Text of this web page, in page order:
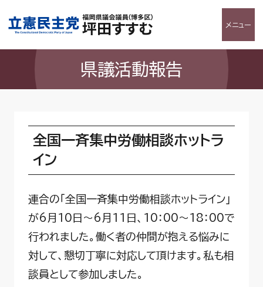
メニュー
県議活動報告
全国一斉集中労働相談ホットラ
イン
連合の「全国一斉集中労働相談ホットライン」
が6月10日～6月11日、10：00～18：00で
行われました。働く者の仲間が抱える悩みに
対して、懇切丁寧に対応して頂けます。私も相
談員として参加しました。